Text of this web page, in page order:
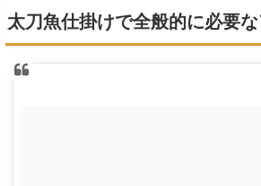
太刀魚仕掛けで全般的に必要